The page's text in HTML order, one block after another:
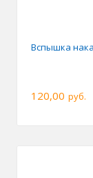
Вспышка
120,00 руб.